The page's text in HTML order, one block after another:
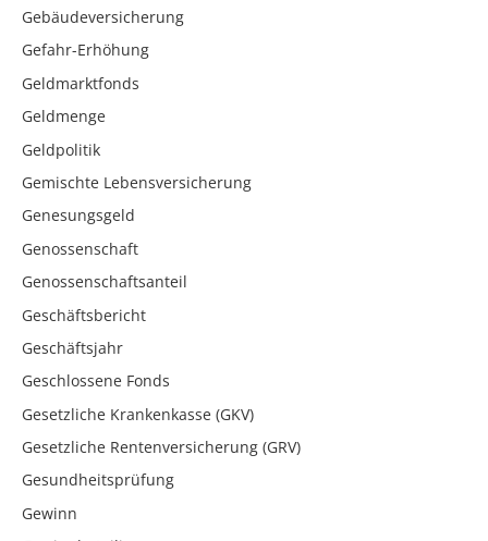
Gebäudeversicherung
Gefahr-Erhöhung
Geldmarktfonds
Geldmenge
Geldpolitik
Gemischte Lebensversicherung
Genesungsgeld
Genossenschaft
Genossenschaftsanteil
Geschäftsbericht
Geschäftsjahr
Geschlossene Fonds
Gesetzliche Krankenkasse (GKV)
Gesetzliche Rentenversicherung (GRV)
Gesundheitsprüfung
Gewinn